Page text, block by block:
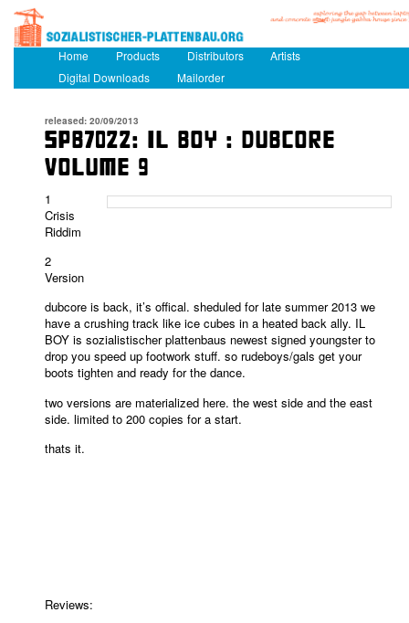
Main menuSkip to primary content
Skip to secondary content
Home Products Distributors
Artists
Digital Downloads
Mailorder
SPB7022: IL BOY : DUBCORE
VOLUME 9
released: 20/09/2013
1
Crisis
Riddim
2
Version
dubcore is back, it’s offical. sheduled for late summer 2013 we
have a crushing track like ice cubes in a heated back ally. IL
BOY is sozialistischer plattenbaus newest signed youngster to
drop you speed up footwork stuff. so rudeboys/gals get your
boots tighten and ready for the dance.
two versions are materialized here. the west side and the east
side. limited to 200 copies for a start.
thats it.
Reviews: